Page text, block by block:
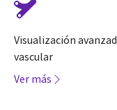
Visualización
vascular
Ver más